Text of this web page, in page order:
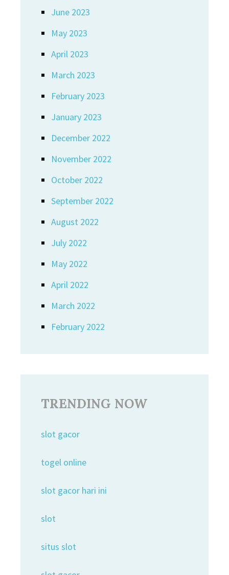
June 2023
May 2023
April 2023
March 2023
February 2023
January 2023
December 2022
November 2022
October 2022
September 2022
August 2022
July 2022
May 2022
April 2022
March 2022
February 2022
TRENDING NOW
slot gacor
togel online
slot gacor hari ini
slot
situs slot